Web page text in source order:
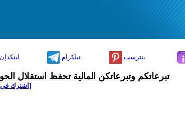
لينكدإن تيلكرام بنترست
تبرعاتكم وتبرعاتكن المالية تحفظ استقلال
[اشترك في